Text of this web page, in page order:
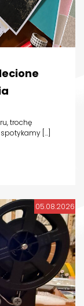
trochę
[…]
05.08.2026